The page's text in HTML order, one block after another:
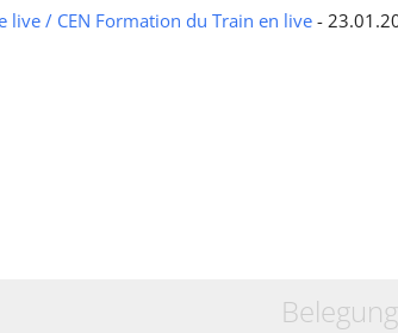
live / CEN Formation du Train en live-